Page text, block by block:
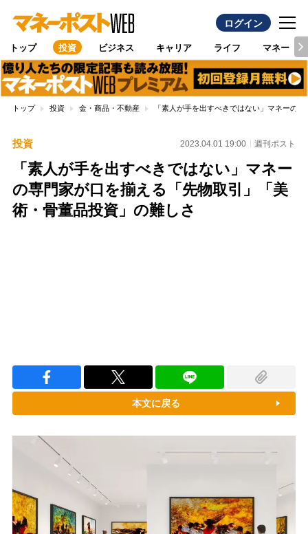
ログイン
トップ 投資 ビジネス キャリア ライフ マネー
トップ 投資 金・商品・不動産 「素人が手を出すべきではない」マネーの
投資 2023.04.01 19:00 週刊ポスト
「素人が手を出すべきではない」マネー
の専門家が口を揃える「先物取引」「美
術・骨董品投資」の難しさ
本文に戻る